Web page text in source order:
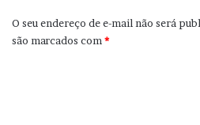
O seu endereço de e-mail não será
são marcados com *